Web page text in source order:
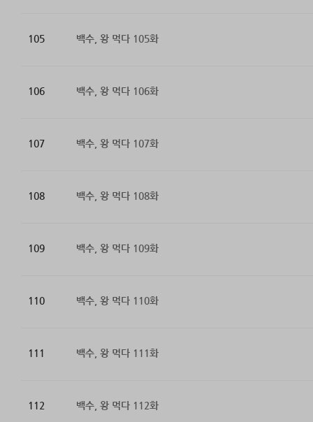
105 백수, 왕 먹다 105화
106 백수, 왕 먹다 106화
107 백수, 왕 먹다 107화
108 백수, 왕 먹다 108화
109 백수, 왕 먹다 109화
110 백수, 왕 먹다 110화
111 백수, 왕 먹다 111화
112 백수, 왕 먹다 112화